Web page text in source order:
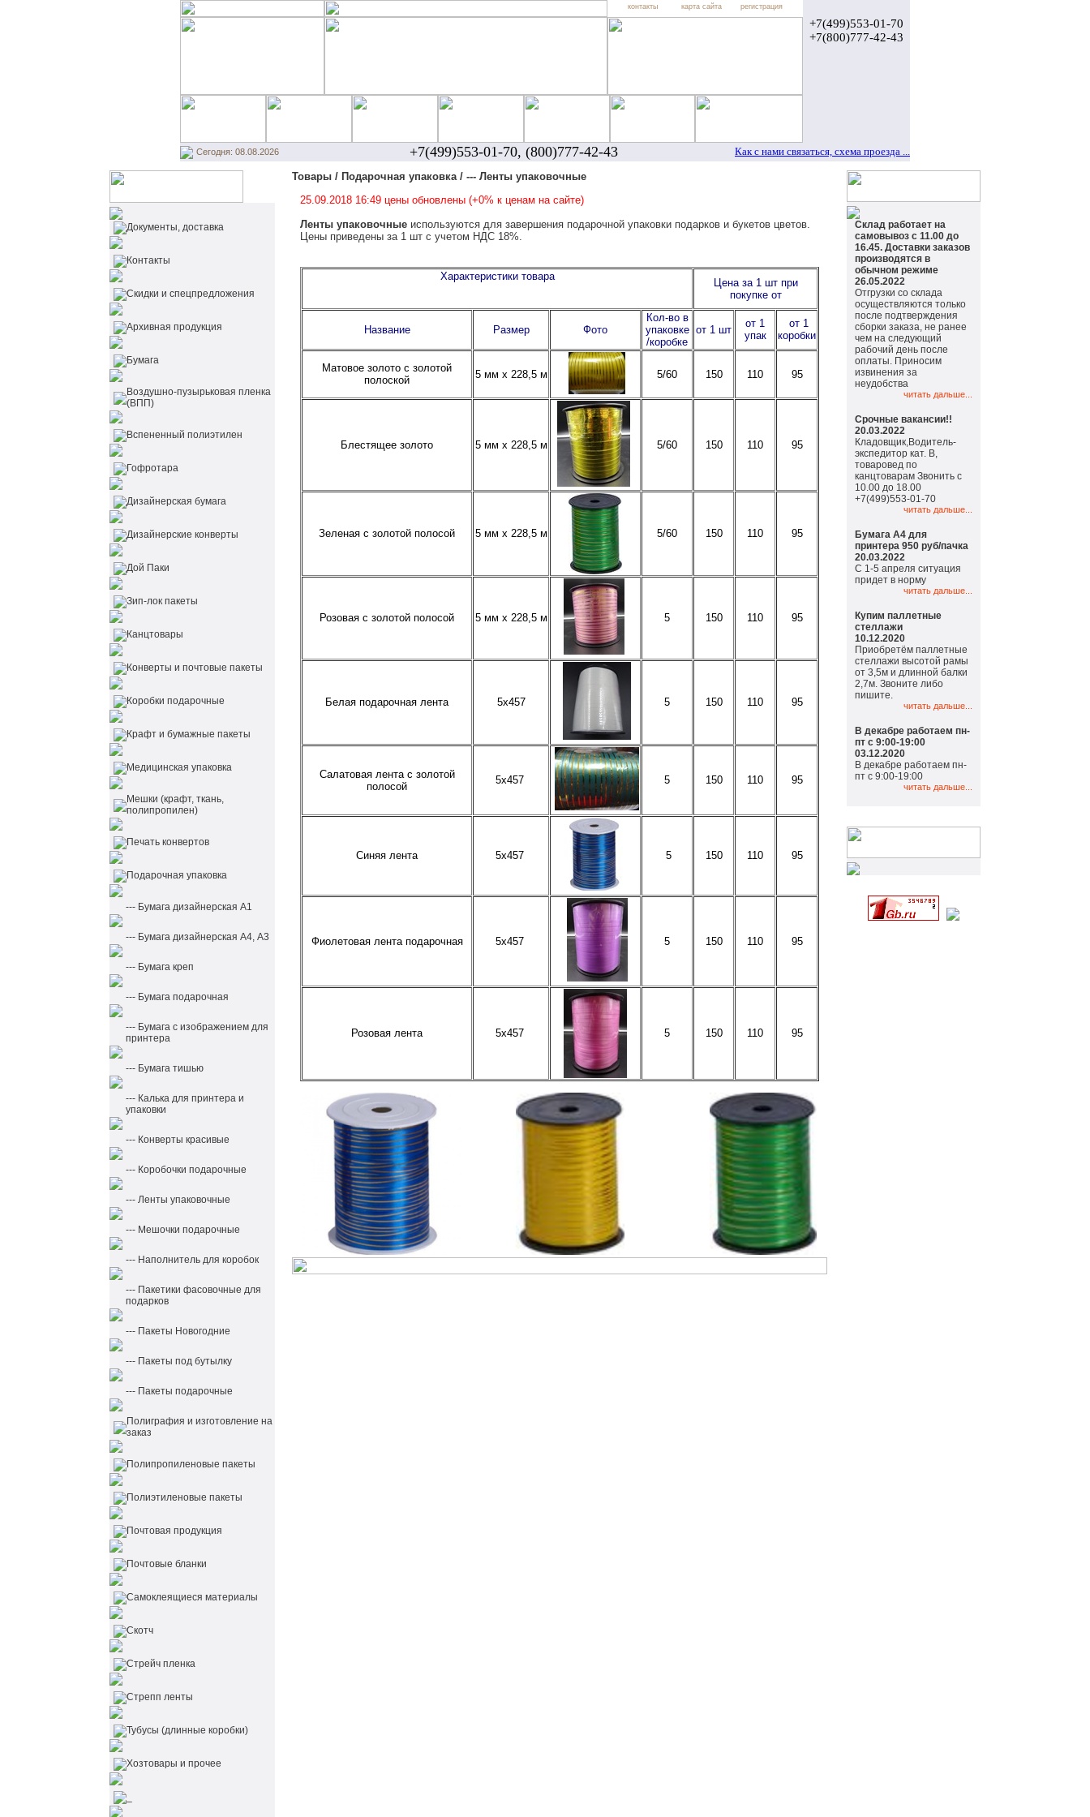
контакты карта сайта регистрация
+7(499)553-01-70
+7(800)777-42-43
Сегодня: 08.08.2026 +7(499)553-01-70, (800)777-42-43 Как с нами связаться, схема проезда ...
Документы, доставка
Контакты
Cкидки и спецпредложения
Архивная продукция
Бумага
Воздушно-пузырьковая пленка
(ВПП)
Вспененный полиэтилен
Гофротара
Дизайнерская бумага
Дизайнерские конверты
Дой Паки
Зип-лок пакеты
Канцтовары
Конверты и почтовые пакеты
Коробки подарочные
Крафт и бумажные пакеты
Медицинская упаковка
Мешки (крафт, ткань,
полипропилен)
Печать конвертов
Подарочная упаковка
--- Бумага дизайнерская А1
--- Бумага дизайнерская А4, А3
--- Бумага креп
--- Бумага подарочная
--- Бумага с изображением для
принтера
--- Бумага тишью
--- Калька для принтера и
упаковки
--- Конверты красивые
--- Коробочки подарочные
--- Ленты упаковочные
--- Мешочки подарочные
--- Наполнитель для коробок
--- Пакетики фасовочные для
подарков
--- Пакеты Новогодние
--- Пакеты под бутылку
--- Пакеты подарочные
Полиграфия и изготовление на
заказ
Полипропиленовые пакеты
Полиэтиленовые пакеты
Почтовая продукция
Почтовые бланки
Самоклеящиеся материалы
Скотч
Стрейч пленка
Стрепп ленты
Тубусы (длинные коробки)
Хозтовары и прочее
Товары / Подарочная упаковка / --- Ленты упаковочные
25.09.2018 16:49 цены обновлены (+0% к ценам на сайте)
Ленты упаковочные используются для завершения подарочной упаковки подарков и букетов цветов.
Цены приведены за 1 шт с учетом НДС 18%.
Характеристики товара
Цена за 1 шт при
покупке от
Название Размер Фото
Кол-во в
упаковке
/коробке
от 1 шт
от 1
упак
от 1
коробки
Матовое золото с золотой
полоской
5 мм х 228,5 м 5/60 150 110 95
Блестящее золото 5 мм х 228,5 м 5/60 150 110 95
Зеленая с золотой полосой 5 мм х 228,5 м 5/60 150 110 95
Розовая с золотой полосой 5 мм х 228,5 м 5 150 110 95
Белая подарочная лента 5х457 5 150 110 95
Салатовая лента с золотой
полосой
5х457 5 150 110 95
Синяя лента 5х457 5 150 110 95
Фиолетовая лента подарочная 5х457 5 150 110 95
Розовая лента 5х457 5 150 110 95
Склад работает на
самовывоз с 11.00 до
16.45. Доставки заказов
производятся в
обычном режиме
26.05.2022
Отгрузки со склада
осуществляются только
после подтверждения
сборки заказа, не ранее
чем на следующий
рабочий день после
оплаты. Приносим
извинения за
неудобства
читать дальше...
Срочные вакансии!!
20.03.2022
Кладовщик,Водитель-
экспедитор кат. В,
товаровед по
канцтоварам Звонить с
10.00 до 18.00
+7(499)553-01-70
читать дальше...
Бумага А4 для
принтера 950 руб/пачка
20.03.2022
С 1-5 апреля ситуация
придет в норму
читать дальше...
Купим паллетные
стеллажи
10.12.2020
Приобретём паллетные
стеллажи высотой рамы
от 3,5м и длинной балки
2,7м. Звоните либо
пишите.
читать дальше...
В декабре работаем пн-
пт с 9:00-19:00
03.12.2020
В декабре работаем пн-
пт с 9:00-19:00
читать дальше...